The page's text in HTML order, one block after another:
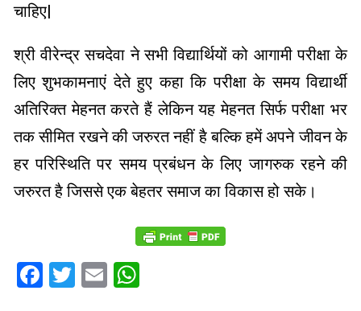
चाहिए|
श्री वीरेन्द्र सचदेवा ने सभी विद्यार्थियों को आगामी परीक्षा के
लिए शुभकामनाएं देते हुए कहा कि परीक्षा के समय विद्यार्थी
अतिरिक्त मेहनत करते हैं लेकिन यह मेहनत सिर्फ परीक्षा भर
तक सीमित रखने की जरुरत नहीं है बल्कि हमें अपने जीवन के
हर परिस्थिति पर समय प्रबंधन के लिए जागरुक रहने की
जरुरत है जिससे एक बेहतर समाज का विकास हो सके।
Facebook
Twitter
Email